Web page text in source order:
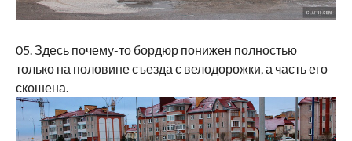
05. Здесь почему-то бордюр понижен полностью
только на половине съезда с велодорожки, а часть его
скошена.